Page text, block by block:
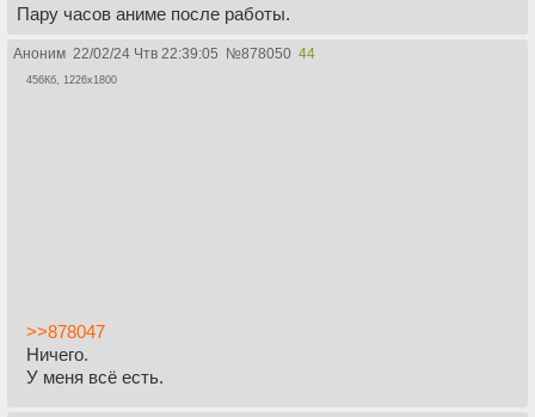
Пару часов аниме после работы.
Аноним 22/02/24 Чтв 22:39:05 №878050 44
456Кб, 1226x1800
>>878047
Ничего.
У меня всё есть.